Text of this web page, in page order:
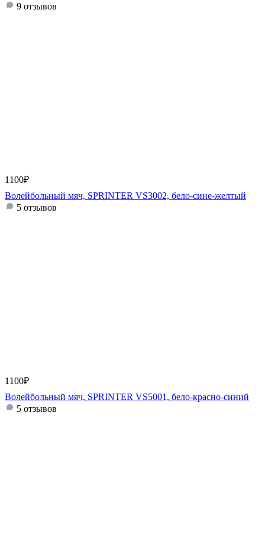
9 отзывов
1100₽
Волейбольный мяч, SPRINTER VS3002, бело-сине-желтый
5 отзывов
1100₽
Волейбольный мяч, SPRINTER VS5001, бело-красно-синий
5 отзывов